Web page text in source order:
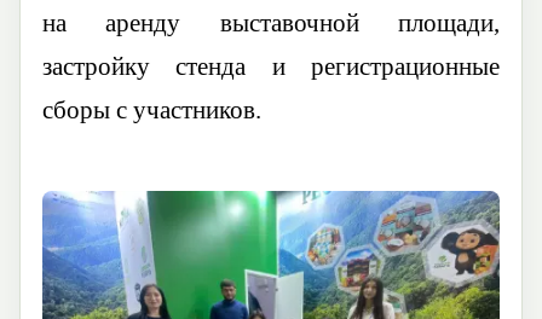
на аренду выставочной площади,
застройку стенда и регистрационные
сборы с участников.